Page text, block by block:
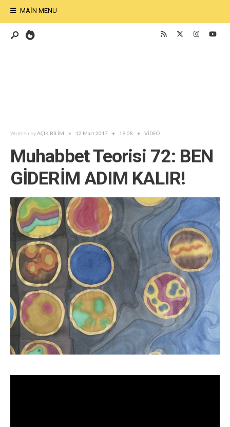
MAIN MENU
Written byAÇIK BİLİM • 12 Mart 2017 • 19:08 • VİDEO
Muhabbet Teorisi 72: BEN
GİDERİM ADIM KALIR!